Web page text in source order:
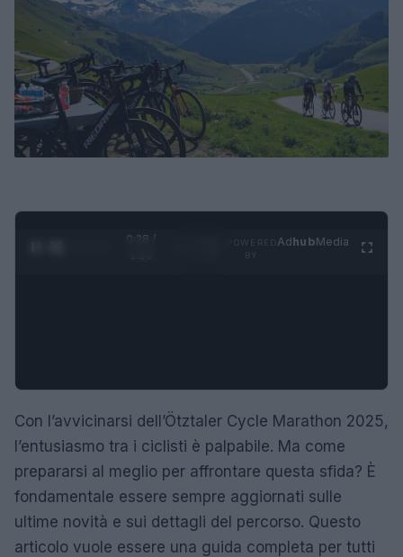
0:29 /
AdhubMedia
Con l’avvicinarsi dell’Ötztaler Cycle Marathon 2025,
l’entusiasmo tra i ciclisti è palpabile. Ma come
prepararsi al meglio per affrontare questa sfida? È
fondamentale essere sempre aggiornati sulle
ultime novità e sui dettagli del percorso. Questo
articolo vuole essere una guida completa per tutti